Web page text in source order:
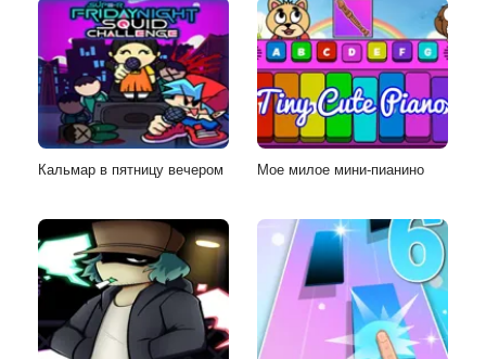
Кальмар в пятницу вечером Мое милое мини-пианино